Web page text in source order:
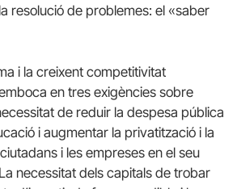
resolució de problemes: el «saber
i la creixent competitivitat
en tres exigències sobre
de reduir la despesa pública
i augmentar la privatització i la
i les empreses en el seu
necessitat dels capitals de trobar